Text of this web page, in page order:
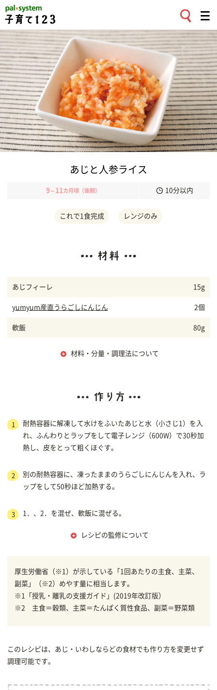
あじと人参ライス
9～ 11 カ月頃（後期） 10分以内
これで1食完成 レンジのみ
あじフィーレ 15g
yumyum産直うらごしにんじん 2個
軟飯 80g
材料・分量・調理法について
1
耐熱容器に解凍して水けをふいたあじと水（小さじ1）を入
れ、ふんわりとラップをして電子レンジ（600W）で30秒加
熱し、皮をとって粗くほぐす。
2
別の耐熱容器に、凍ったままのうらごしにんじんを入れ、ラ
ップをして50秒ほど加熱する。
3 1．、2．を混ぜ、軟飯に混ぜる。
レシピの監修について
厚生労働省（※1）が示している「1回あたりの主食、主菜、
副菜」（※2）めやす量に相当します。
※1「授乳・離乳の支援ガイド」(2019年改訂版）
※2 主食＝穀類、主菜＝たんぱく質性食品、副菜＝野菜類
このレシピは、あじ・いわしならどの食材でも作り方を変更せず
調理可能です。